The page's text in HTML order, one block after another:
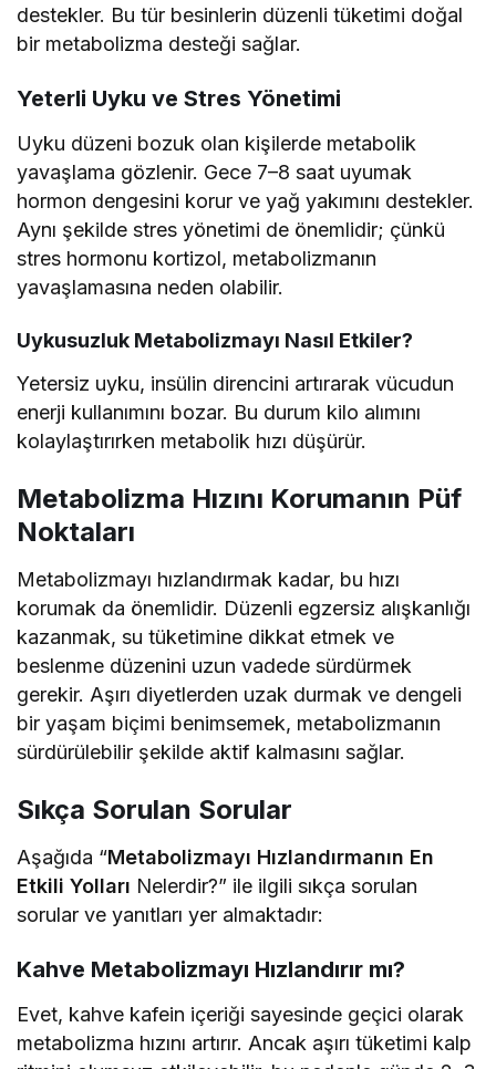
destekler. Bu tür besinlerin düzenli tüketimi doğal
bir metabolizma desteği sağlar.
Yeterli Uyku ve Stres Yönetimi
Uyku düzeni bozuk olan kişilerde metabolik
yavaşlama gözlenir. Gece 7–8 saat uyumak
hormon dengesini korur ve yağ yakımını destekler.
Aynı şekilde stres yönetimi de önemlidir; çünkü
stres hormonu kortizol, metabolizmanın
yavaşlamasına neden olabilir.
Uykusuzluk Metabolizmayı Nasıl Etkiler?
Yetersiz uyku, insülin direncini artırarak vücudun
enerji kullanımını bozar. Bu durum kilo alımını
kolaylaştırırken metabolik hızı düşürür.
Metabolizma Hızını Korumanın Püf
Noktaları
Metabolizmayı hızlandırmak kadar, bu hızı
korumak da önemlidir. Düzenli egzersiz alışkanlığı
kazanmak, su tüketimine dikkat etmek ve
beslenme düzenini uzun vadede sürdürmek
gerekir. Aşırı diyetlerden uzak durmak ve dengeli
bir yaşam biçimi benimsemek, metabolizmanın
sürdürülebilir şekilde aktif kalmasını sağlar.
Sıkça Sorulan Sorular
Aşağıda “Metabolizmayı Hızlandırmanın En
Etkili Yolları Nelerdir?” ile ilgili sıkça sorulan
sorular ve yanıtları yer almaktadır:
Kahve Metabolizmayı Hızlandırır mı?
Evet, kahve kafein içeriği sayesinde geçici olarak
metabolizma hızını artırır. Ancak aşırı tüketimi kalp